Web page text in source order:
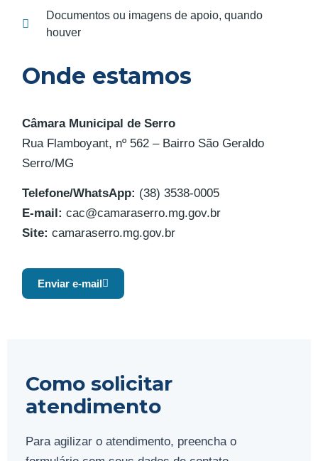
Documentos ou imagens de apoio, quando
houver
Onde estamos
Câmara Municipal de Serro
Rua Flamboyant, nº 562 – Bairro São Geraldo
Serro/MG
Telefone/WhatsApp: (38) 3538-0005
E-mail: cac@camaraserro.mg.gov.br
Site: camaraserro.mg.gov.br
Enviar e-mail
Como solicitar
atendimento
Para agilizar o atendimento, preencha o